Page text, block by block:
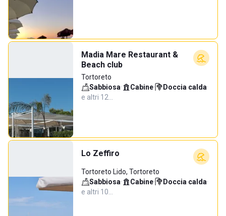
Madia Mare Restaurant &
Beach club
Tortoreto
Sabbiosa· Cabine· Doccia calda·
e altri 12…
Lo Zeffiro
Tortoreto Lido, Tortoreto
Sabbiosa· Cabine· Doccia calda·
e altri 10…